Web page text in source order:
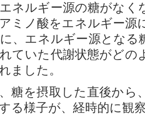
ネルギー源の糖がなく
ミノ酸をエネルギー源
、エネルギー源とな
ていた代謝状態がどの
ました。
糖を摂取した直後から
る様子が、経時的に観